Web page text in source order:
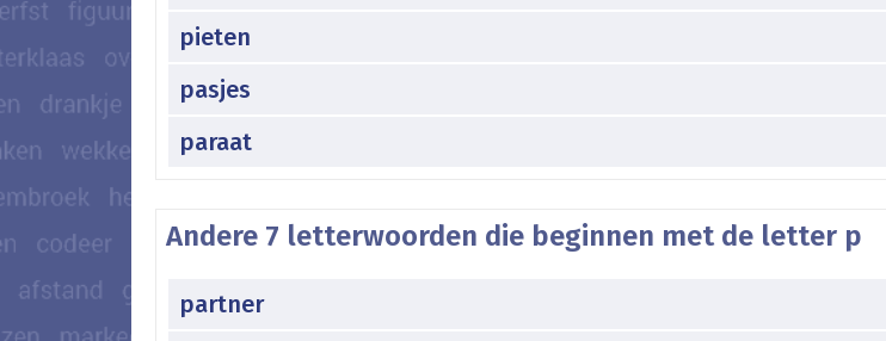
pieten
pasjes
paraat
Andere 7 letterwoorden die beginnen met de letter p
partner